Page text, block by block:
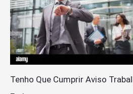
Tenho Que Cumprir Aviso